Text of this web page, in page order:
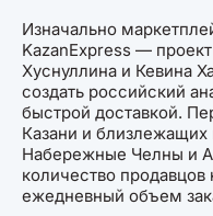
Изначально
KazanExpress —
Хуснуллина и Кевина
создать российский
быстрой доставкой.
Казани и близлежащих
Набережные Челны и
количество
ежедневный объем